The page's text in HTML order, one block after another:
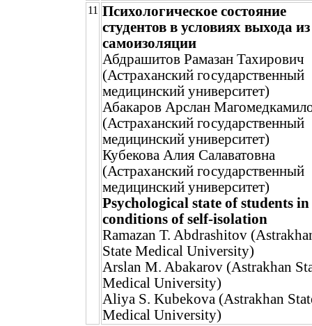
11 Психологическое состояние
студентов в условиях выхода из
самоизоляции
Абдрашитов Рамазан Тахирович
(Астраханский государственный
медицинский университет)
Абакаров Арслан
(Астраханский государственный
медицинский университет)
Кубекова Алия Салаватовна
(Астраханский государственный
медицинский университет)
Psychological state of students
conditions of self-isolation
Ramazan T. Abdrashitov
State Medical University)
Arslan M. Abakarov (Astrakhan
Medical University)
Aliya S. Kubekova (Astrakhan
Medical University)